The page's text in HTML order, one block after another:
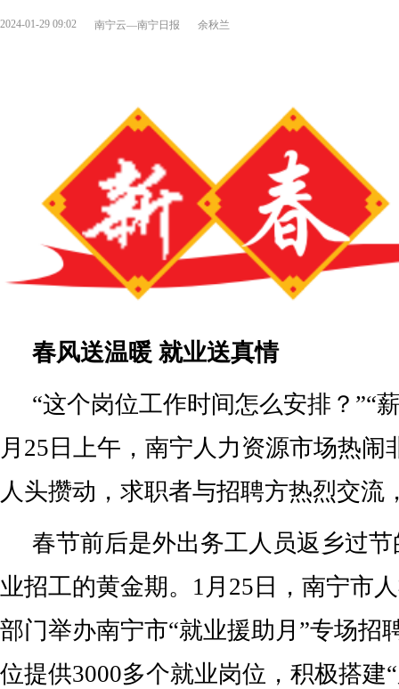
2024-01-29 09:02 南宁云—南宁日报 余秋兰
春风送温暖 就业送真情
“这个岗位工作时间怎么安排？”“
月25日上午，南宁人力资源市场热闹
人头攒动，求职者与招聘方热烈交流
春节前后是外出务工人员返乡过
业招工的黄金期。1月25日，南宁市
部门举办南宁市“就业援助月”专场招
位提供3000多个就业岗位，积极搭建